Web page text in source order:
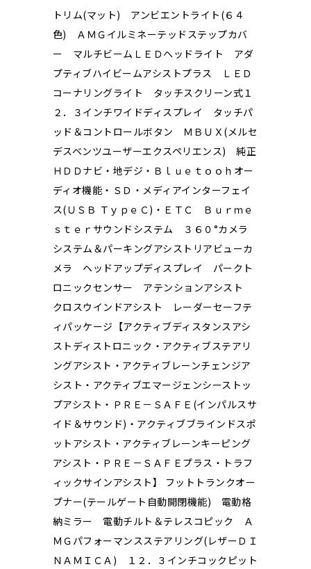
トリム(マット) アンビエントライト(６４
色) ＡＭＧイルミネーテッドステップカバ
ー マルチビームＬＥＤヘッドライト アダ
プティブハイビームアシストプラス ＬＥＤ
コーナリングライト タッチスクリーン式１
２．３インチワイドディスプレイ タッチパ
ッド＆コントロールボタン ＭＢＵＸ(メルセ
デスベンツユーザーエクスペリエンス) 純正
ＨＤＤナビ・地デジ・Ｂｌｕｅｔｏｏｈオー
ディオ機能・ＳＤ・メディアインターフェイ
ス(ＵＳＢ ＴｙｐｅＣ)・ＥＴＣ Ｂｕｒｍｅ
ｓｔｅｒサウンドシステム ３６０°カメラ
システム＆パーキングアシストリアビューカ
メラ ヘッドアップディスプレイ パークト
ロニックセンサー アテンションアシスト
クロスウインドアシスト レーダーセーフテ
ィパッケージ【アクティブディスタンスアシ
ストディストロニック・アクティブステアリ
ングアシスト・アクティブレーンチェンジア
シスト・アクティブエマージェンシーストッ
プアシスト・ＰＲＥ－ＳＡＦＥ(インパルスサ
イド＆サウンド)・アクティブブラインドスポ
ットアシスト・アクティブレーンキーピング
アシスト・ＰＲＥ－ＳＡＦＥプラス・トラフ
ィックサインアシスト】 フットトランクオー
プナー(テールゲート自動開閉機能) 電動格
納ミラー 電動チルト＆テレスコピック Ａ
ＭＧパフォーマンスステアリング(レザーＤＩ
ＮＡＭＩＣＡ) １２．３インチコックピット